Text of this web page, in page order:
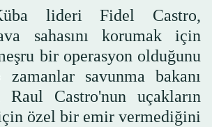
lideri Fidel Castro,
sahasını korumak için
bir operasyon olduğunu
zamanlar savunma bakanı
Raul Castro'nun uçakların
özel bir emir vermediğini